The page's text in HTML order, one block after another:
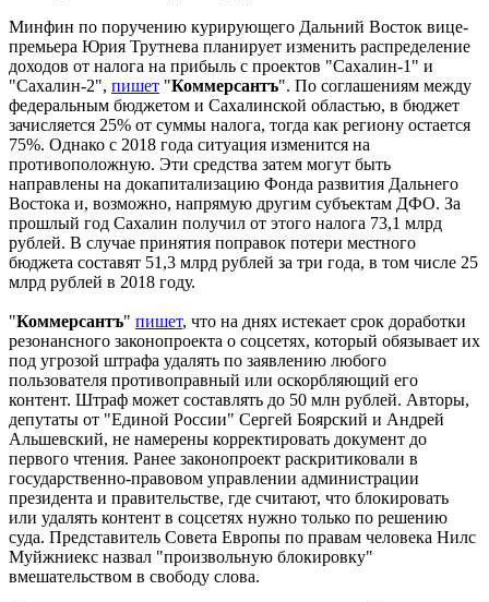
Минфин по поручению курирующего Дальний Восток вице-
премьера Юрия Трутнева планирует изменить распределение
доходов от налога на прибыль с проектов "Сахалин-1" и
"Сахалин-2", пишет "Коммерсантъ". По соглашениям между
федеральным бюджетом и Сахалинской областью, в бюджет
зачисляется 25% от суммы налога, тогда как региону остается
75%. Однако с 2018 года ситуация изменится на
противоположную. Эти средства затем могут быть
направлены на докапитализацию Фонда развития Дальнего
Востока и, возможно, напрямую другим субъектам ДФО. За
прошлый год Сахалин получил от этого налога 73,1 млрд
рублей. В случае принятия поправок потери местного
бюджета составят 51,3 млрд рублей за три года, в том числе 25
млрд рублей в 2018 году.
"Коммерсантъ" пишет, что на днях истекает срок доработки
резонансного законопроекта о соцсетях, который обязывает их
под угрозой штрафа удалять по заявлению любого
пользователя противоправный или оскорбляющий его
контент. Штраф может составлять до 50 млн рублей. Авторы,
депутаты от "Единой России" Сергей Боярский и Андрей
Альшевский, не намерены корректировать документ до
первого чтения. Ранее законопроект раскритиковали в
государственно-правовом управлении администрации
президента и правительстве, где считают, что блокировать
или удалять контент в соцсетях нужно только по решению
суда. Представитель Совета Европы по правам человека Нилс
Муйжниекс назвал "произвольную блокировку"
вмешательством в свободу слова.